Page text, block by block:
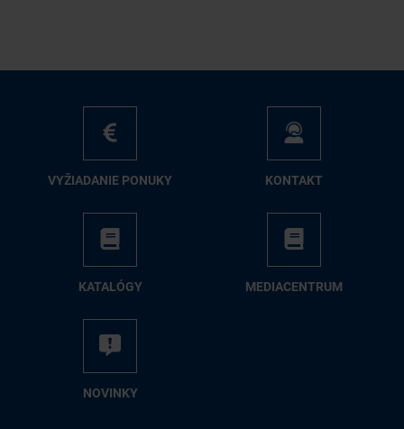
VY­ŽIA­DA­NIE PO­NU­KY KON­TAKT
KA­TA­LÓ­GY ME­DIA­CEN­TRUM
NO­VIN­KY